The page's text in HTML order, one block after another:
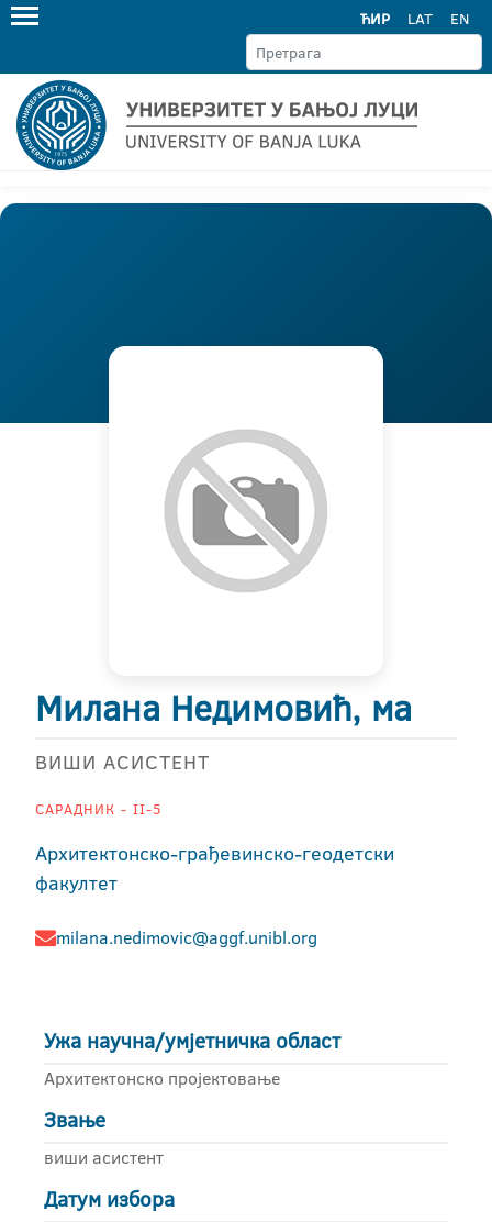
ЋИР LAT EN
Милана Недимовић, ма
ВИШИ АСИСТЕНТ
САРАДНИК - II-5
Архитектонско-грађевинско-геодетски
факултет
milana.nedimovic@aggf.unibl.org
Ужа научна/умјетничка област
Архитектонско пројектовање
Звање
виши асистент
Датум избора